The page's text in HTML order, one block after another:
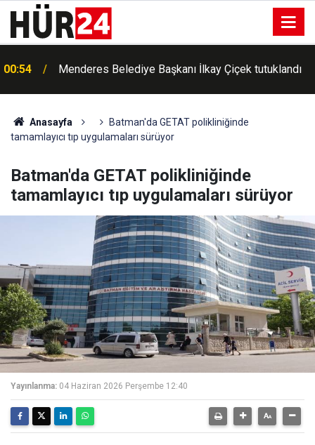
00:42
Erdemli'de Kur'an kursu öğrencileri piknikte buluştu
Anasayfa
Batman'da GETAT polikliniğinde
tamamlayıcı tıp uygulamaları sürüyor
Batman'da GETAT polikliniğinde
tamamlayıcı tıp uygulamaları sürüyor
Yayınlanma: 04 Haziran 2026 Perşembe 12:40